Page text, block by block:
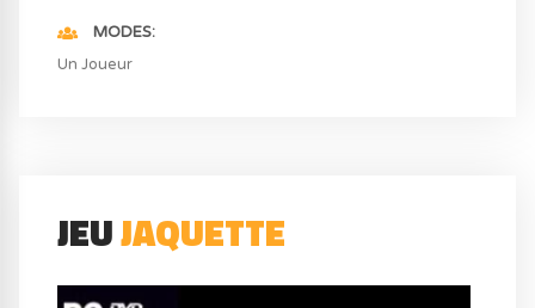
MODES
Un Joueur
JEUJAQUETTE